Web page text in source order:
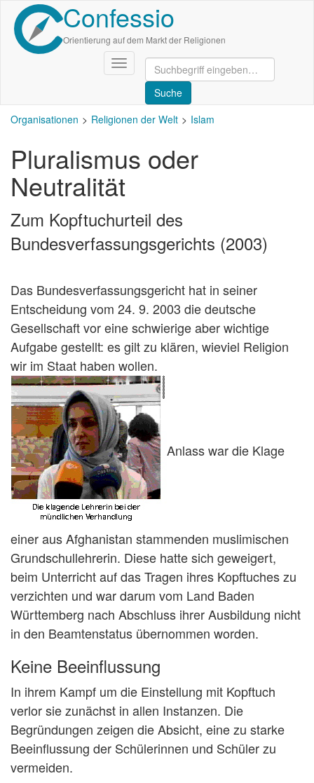
Direkt
zum
Inhalt
Confessio
Orientierung auf dem Markt der Religionen
Navigation
aktivieren/deaktivieren
Organisationen Religionen der Welt Islam
Pluralismus oder
Neutralität
Zum Kopftuchurteil des
Bundesverfassungsgerichts (2003)
Das Bundesverfassungsgericht hat in seiner
Entscheidung vom 24. 9. 2003 die deutsche
Gesellschaft vor eine schwierige aber wichtige
Aufgabe gestellt: es gilt zu klären, wieviel Religion
wir im Staat haben wollen.
Anlass war die Klage
einer aus Afghanistan stammenden muslimischen
Grundschullehrerin. Diese hatte sich geweigert,
beim Unterricht auf das Tragen ihres Kopftuches zu
verzichten und war darum vom Land Baden
Württemberg nach Abschluss ihrer Ausbildung nicht
in den Beamtenstatus übernommen worden.
Keine Beeinflussung
In ihrem Kampf um die Einstellung mit Kopftuch
verlor sie zunächst in allen Instanzen. Die
Begründungen zeigen die Absicht, eine zu starke
Beeinflussung der Schülerinnen und Schüler zu
vermeiden.